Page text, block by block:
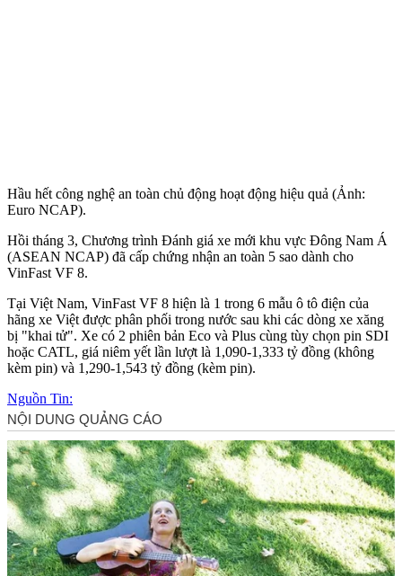
Hầu hết công nghệ an toàn chủ động hoạt động hiệu quả (Ảnh:
Euro NCAP).
Hồi tháng 3, Chương trình Đánh giá xe mới khu vực Đông Nam Á
(ASEAN NCAP) đã cấp chứng nhận an toàn 5 sao dành cho
VinFast VF 8.
Tại Việt Nam, VinFast VF 8 hiện là 1 trong 6 mẫu ô tô điện của
hãng xe Việt được phân phối trong nước sau khi các dòng xe xăng
bị "khai tử". Xe có 2 phiên bản Eco và Plus cùng tùy chọn pin SDI
hoặc CATL, giá niêm yết lần lượt là 1,090-1,333 tỷ đồng (không
kèm pin) và 1,290-1,543 tỷ đồng (kèm pin).
Nguồn Tin: